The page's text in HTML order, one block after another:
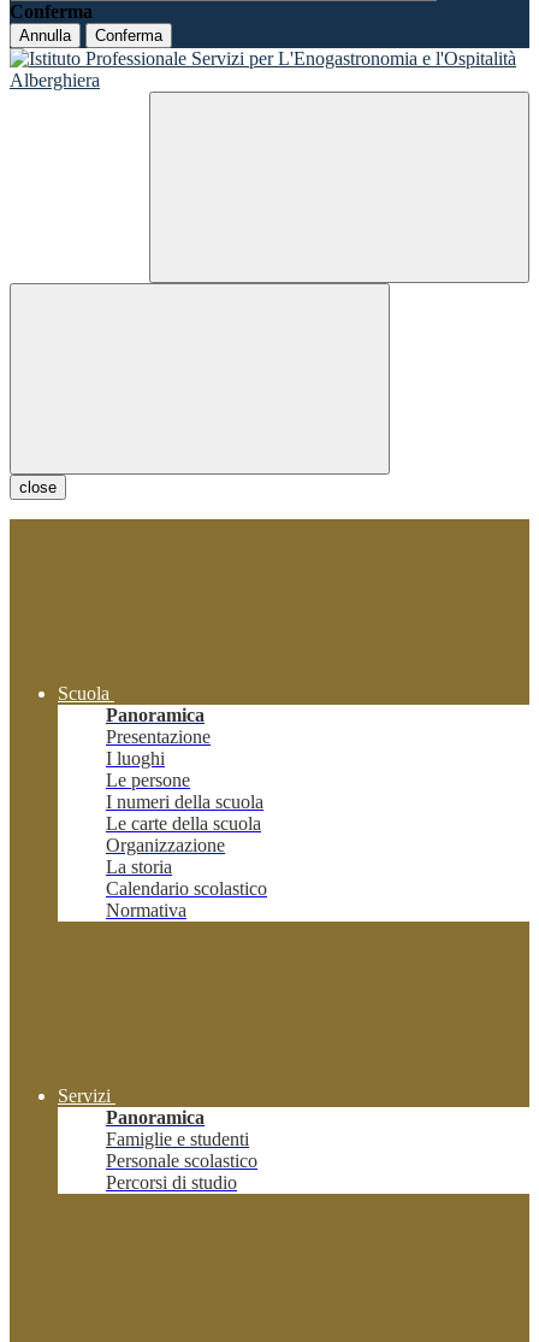
Conferma
Annulla Conferma
close
Scuola
Panoramica
Presentazione
I luoghi
Le persone
I numeri della scuola
Le carte della scuola
Organizzazione
La storia
Calendario scolastico
Normativa
Servizi
Panoramica
Famiglie e studenti
Personale scolastico
Percorsi di studio